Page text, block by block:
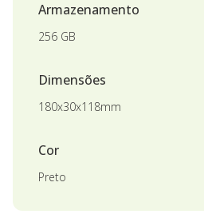
Armazenamento
256 GB
Dimensões
180x30x118mm
Cor
Preto